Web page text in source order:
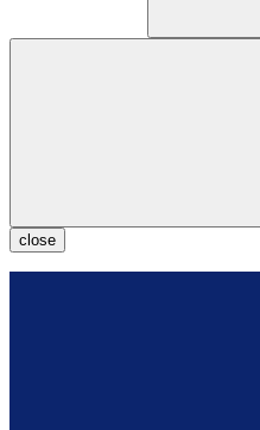
close